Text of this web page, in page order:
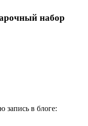
набор
запись в блоге: